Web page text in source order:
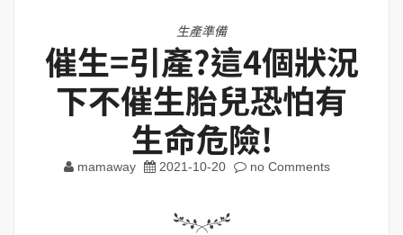
生產準備
催生=引產?這4個狀況
下不催生胎兒恐怕有
生命危險!
mamaway 2021-10-20 no Comments